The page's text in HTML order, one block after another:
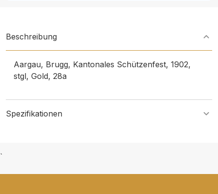
Beschreibung
Aargau, Brugg, Kantonales Schützenfest, 1902,
stgl, Gold, 28a
Spezifikationen
`